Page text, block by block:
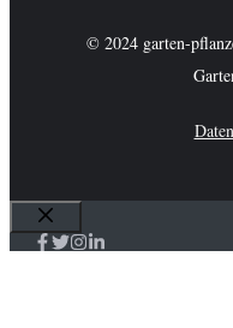
© 2024 garten-
Schließen